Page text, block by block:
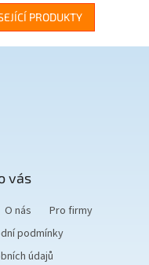
PRODUKTY
vás
O nás
Pro firmy
podmínky
údajů